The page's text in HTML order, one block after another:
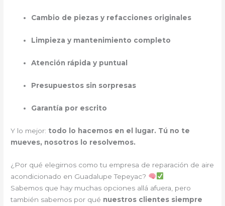
Cambio de piezas y refacciones originales
Limpieza y mantenimiento completo
Atención rápida y puntual
Presupuestos sin sorpresas
Garantía por escrito
Y lo mejor: todo lo hacemos en el lugar. Tú no te
mueves, nosotros lo resolvemos.
¿Por qué elegirnos como tu empresa de reparación de aire
acondicionado en Guadalupe Tepeyac?
Sabemos que hay muchas opciones allá afuera, pero
también sabemos por qué nuestros clientes siempre